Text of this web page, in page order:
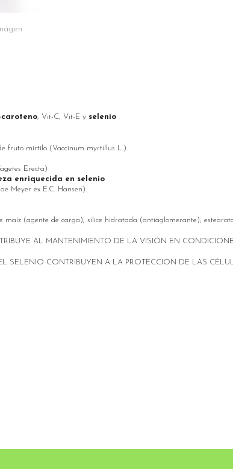
caroteno, Vit-C, Vit-E y selenio
fruto mirtilo (Vaccinum myrtillus L.).
Erecta)
enriquecida en selenio
Meyer ex E.C. Hansen).
maíz (agente de carga); sílice hidratada (antiaglomerante);
AL MANTENIMIENTO DE LA VISIÓN EN
SELENIO CONTRIBUYEN A LA PROTECCIÓN DE LAS